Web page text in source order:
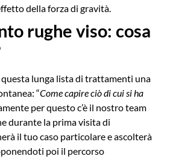
della forza di gravità.
rughe viso: cosa
lunga lista di trattamenti una
“Come capire ciò di cui si ha
per questo c’è il nostro team
durante la prima visita di
il tuo caso particolare e ascolterà
poi il percorso